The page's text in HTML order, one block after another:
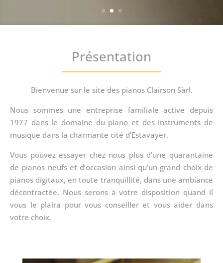
Présentation
Bienvenue sur le site des pianos Clairson Sàrl.
Nous sommes une entreprise familiale active depuis
1977 dans le domaine du piano et des instruments de
musique dans la charmante cité d’Estavayer.
Vous pouvez essayer chez nous plus d’une quarantaine
de pianos neufs et d’occasion ainsi qu’un grand choix de
pianos digitaux, en toute tranquillité, dans une ambiance
décontractée. Nous serons à votre disposition quand il
vous le plaira pour vous conseiller et vous aider dans
votre choix.